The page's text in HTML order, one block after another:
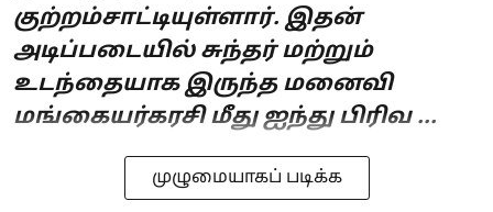
குற்றம்சாட்டியுள்ளார். இதன்
அடிப்படையில் சுந்தர் மற்றும்
உடந்தையாக இருந்த மனைவி
மங்கையர்கரசி மீது ஐந்து பிரிவ ...
முழுமையாகப் படிக்க